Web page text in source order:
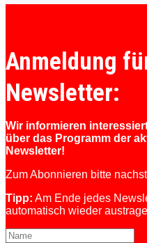
Anmeldung
Newsletter:
Wir informieren
über das Programm der
Newsletter!
Zum Abonnieren bitte
Tipp: Am Ende jedes
automatisch wieder